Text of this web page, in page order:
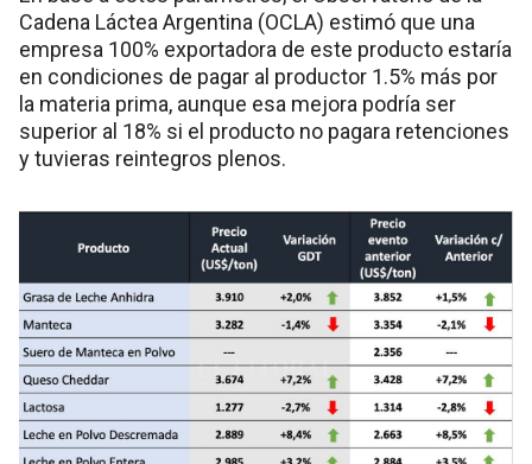
Cadena Láctea Argentina (OCLA) estimó que una
empresa 100% exportadora de este producto estaría
en condiciones de pagar al productor 1.5% más por
la materia prima, aunque esa mejora podría ser
superior al 18% si el producto no pagara retenciones
y tuvieras reintegros plenos.